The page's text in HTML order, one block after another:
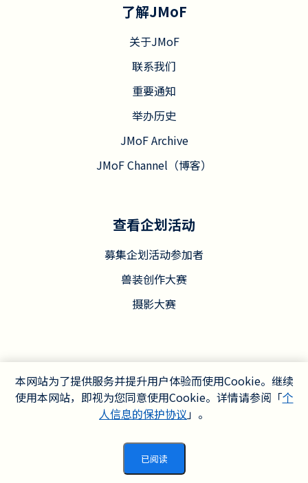
了解JMoF
关于JMoF
联系我们
重要通知
举办历史
JMoF Archive
JMoF Channel（博客）
查看企划活动
募集企划活动参加者
兽装创作大赛
摄影大赛
© JMoF执行委员会
本网站为了提供服务并提升用户体验而使用Cookie。继续
使用本网站，即视为您同意使用Cookie。详情请参阅「个
人信息的保护协议 」。
已阅读